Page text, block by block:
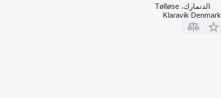
الدنمارك، Tølløse
Klaravik Denmark